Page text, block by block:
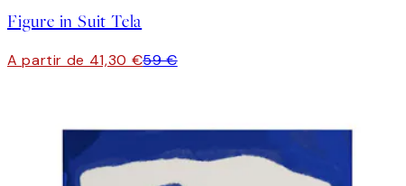
Figure in Suit Tela
A partir de 41,30 €59 €